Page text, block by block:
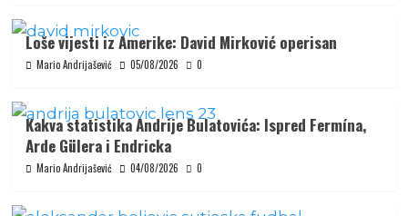
Loše vijesti iz Amerike: David Mirković operisan
Mario Andrijašević 05/08/2026 0
Kakva statistika Andrije Bulatovića: Ispred Fermína,
Arde Gülera i Endricka
Mario Andrijašević 04/08/2026 0